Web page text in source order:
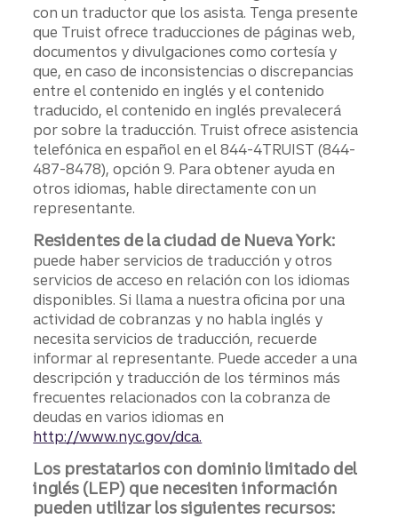
con un traductor que los asista. Tenga presente
que Truist ofrece traducciones de páginas web,
documentos y divulgaciones como cortesía y
que, en caso de inconsistencias o discrepancias
entre el contenido en inglés y el contenido
traducido, el contenido en inglés prevalecerá
por sobre la traducción. Truist ofrece asistencia
telefónica en español en el 844-4TRUIST (844-
487-8478), opción 9. Para obtener ayuda en
otros idiomas, hable directamente con un
representante.
Residentes de la ciudad de Nueva York:
puede haber servicios de traducción y otros
servicios de acceso en relación con los idiomas
disponibles. Si llama a nuestra oficina por una
actividad de cobranzas y no habla inglés y
necesita servicios de traducción, recuerde
informar al representante. Puede acceder a una
descripción y traducción de los términos más
frecuentes relacionados con la cobranza de
deudas en varios idiomas en
http://www.nyc.gov/dca.
Los prestatarios con dominio limitado del
inglés (LEP) que necesiten información
pueden utilizar los siguientes recursos: